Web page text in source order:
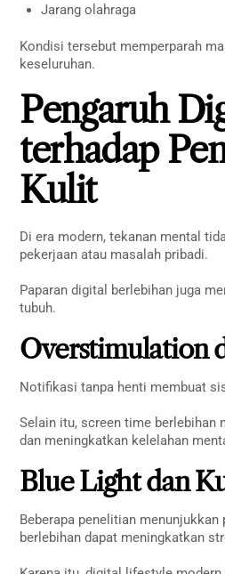
Jarang olahraga
Kondisi tersebut memperparah
keseluruhan.
Pengaruh
terhadap
Kulit
Di era modern, tekanan mental
pekerjaan atau masalah pribadi.
Paparan digital berlebihan juga
tubuh.
Overstimulation
Notifikasi tanpa henti membuat
Selain itu, screen time berlebihan
dan meningkatkan kelelahan
Blue Light dan
Beberapa penelitian menunjukkan
berlebihan dapat meningkatkan